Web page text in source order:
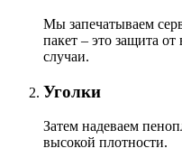
Мы запечатываем
пакет – это защита
случаи.
Уголки
Затем надеваем
высокой плотности.